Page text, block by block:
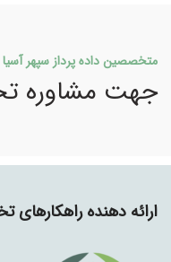
متخصصین داده پرداز سپهر آسیا
جهت مشاوره
ارائه دهنده